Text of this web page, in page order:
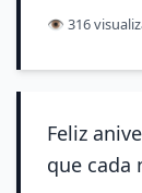
👁️ 316
Feliz
que cada